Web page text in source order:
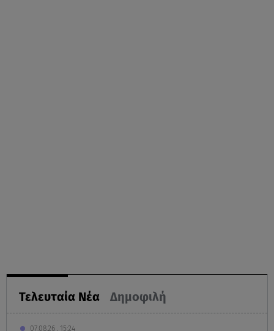
Τελευταία Νέα Δημοφιλή
07.08.26 , 15:24